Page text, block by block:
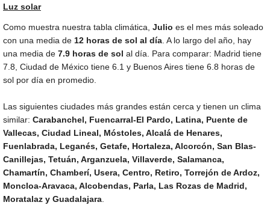
Luz solar
Como muestra nuestra tabla climática, Julio es el mes más soleado
con una media de 12 horas de sol al día . A lo largo del año, hay
una media de 7.9 horas de sol al día. Para comparar: Madrid tiene
7.8, Ciudad de México tiene 6.1 y Buenos Aires tiene 6.8 horas de
sol por día en promedio.
Las siguientes ciudades más grandes están cerca y tienen un clima
similar: Carabanchel, Fuencarral-El Pardo, Latina, Puente de
Vallecas, Ciudad Lineal, Móstoles, Alcalá de Henares,
Fuenlabrada, Leganés, Getafe, Hortaleza, Alcorcón, San Blas-
Canillejas, Tetuán, Arganzuela, Villaverde, Salamanca,
Chamartín, Chamberí, Usera, Centro, Retiro, Torrejón de Ardoz,
Moncloa-Aravaca, Alcobendas, Parla, Las Rozas de Madrid,
Moratalaz y Guadalajara